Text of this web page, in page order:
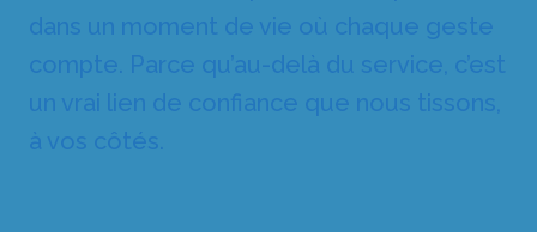
dans un moment de vie où chaque geste
compte. Parce qu’au-delà du service, c’est
un vrai lien de confiance que nous tissons,
à vos côtés.